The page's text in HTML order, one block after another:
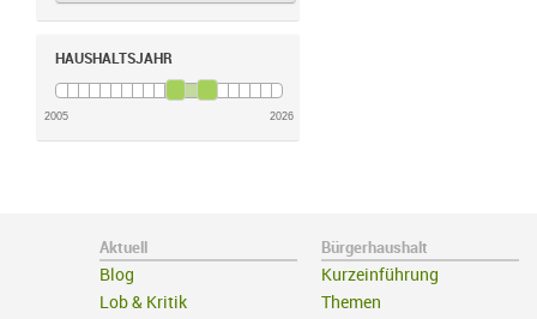
HAUSHALTSJAHR
2005 2026
Aktuell
Blog
Lob & Kritik
Bürgerhaushalt
Kurzeinführung
Themen